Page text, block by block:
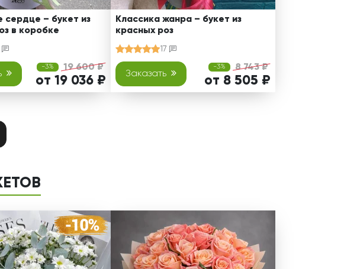
– букет из
в коробке
-3% 19 600 ₽
от 19 036 ₽
Классика жанра – букет из
красных роз
17
Заказать
-3% 8 743 ₽
от 8 505 ₽